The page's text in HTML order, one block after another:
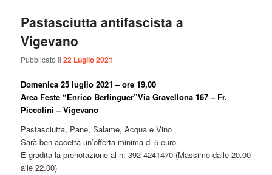
Pastasciutta antifascista a
Vigevano
Pubblicato il22 Luglio 2021
Domenica 25 luglio 2021 – ore 19,00
Area Feste “Enrico Berlinguer”Via Gravellona 167 – Fr.
Piccolini – Vigevano
Pastasciutta, Pane, Salame, Acqua e Vino
Sarà ben accetta un’offerta minima di 5 euro.
È gradita la prenotazione al n. 392 4241470 (Massimo dalle 20.00
alle 22.00)